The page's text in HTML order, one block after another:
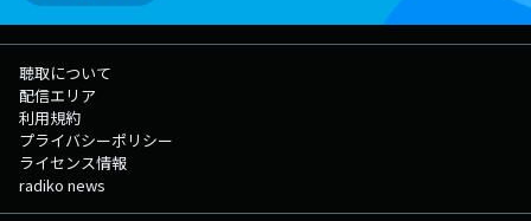
聴取について
配信エリア
利用規約
プライバシーポリシー
ライセンス情報
radiko news